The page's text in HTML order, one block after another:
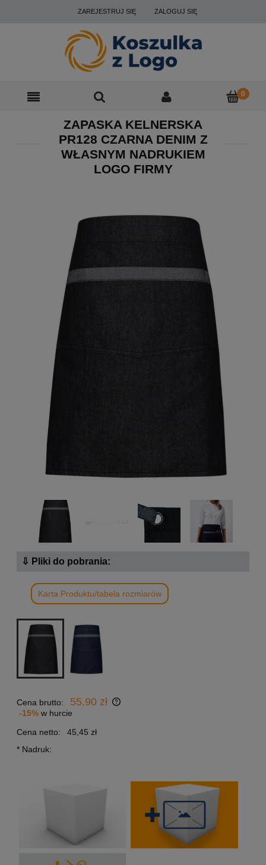
ZAREJESTRUJ SIĘ ZALOGUJ SIĘ
ZAPASKA KELNERSKA
PR128 CZARNA DENIM Z
WŁASNYM NADRUKIEM
LOGO FIRMY
⇩ Pliki do pobrania:
Karta Produktu/tabela rozmiarów
Cena brutto: 55,90 zł
-15% w hurcie
Cena netto:
45,45 zł
* Nadruk: